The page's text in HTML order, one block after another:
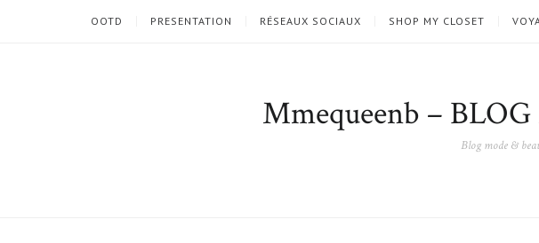
OOTD PRESENTATION RÉSEAUX SOCIAUX SHOP MY CLOSET
Mmequeenb –
Blog mode &